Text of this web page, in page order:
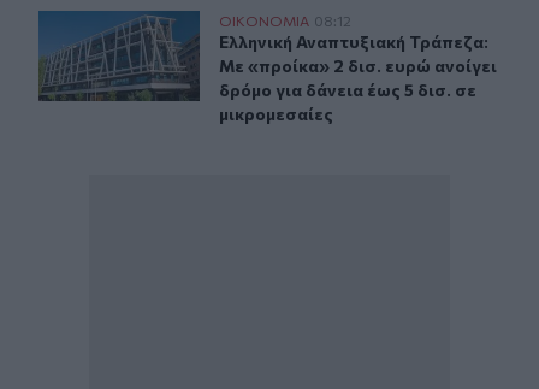
Ελληνική Αναπτυξιακή Τράπεζα: Με «προίκα» 2 δισ.
ΟΙΚΟΝΟΜΙΑ 08:12
Ελληνική Αναπτυξιακή Τράπεζα:
Ελληνική Αναπτυξιακή Τράπεζα:
Με «προίκα» 2 δισ. ευρώ ανοίγει
δρόμο για δάνεια έως 5 δισ. σε
μικρομεσαίες